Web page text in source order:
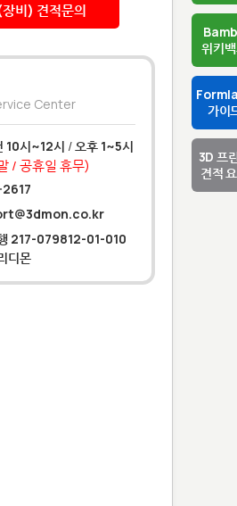
위키
가이
3D 프
견적
비) 견적문의
Center
10시~12시 /오후 1~5시
/ 공휴일 휴무)
217-079812-01-010
디몬